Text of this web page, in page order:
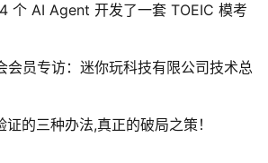
个 AI Agent 开发了一套 TOEIC 模考
会员专访：迷你玩科技有限公司技术总
的三种办法,真正的破局之策！